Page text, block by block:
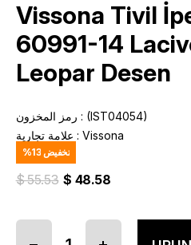
Vissona Tivil
60991-14
Leopar Desen
رمز المخزون
(IST04054)
علامة تجارية : Vissona
%13 تخفيض
$ 55.53 $ 48.58